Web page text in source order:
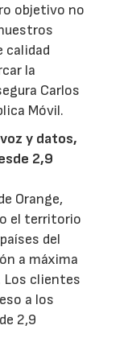
objetivo no
calidad
la
Carlos
Móvil.
y datos,
2,9
Orange,
el territorio
del
a máxima
Los clientes
a los
2,9